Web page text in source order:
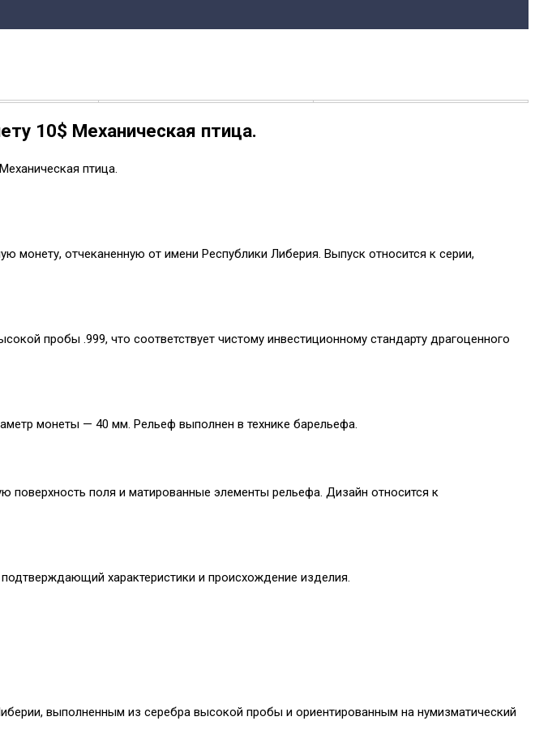
10$ Механическая птица.
птица.
монету, отчеканенную от имени Республики Либерия. Выпуск относится к серии,
пробы .999, что соответствует чистому инвестиционному стандарту драгоценного
монеты — 40 мм. Рельеф выполнен в технике барельефа.
поверхность поля и матированные элементы рельефа. Дизайн относится к
характеристики и происхождение изделия.
выполненным из серебра высокой пробы и ориентированным на нумизматический